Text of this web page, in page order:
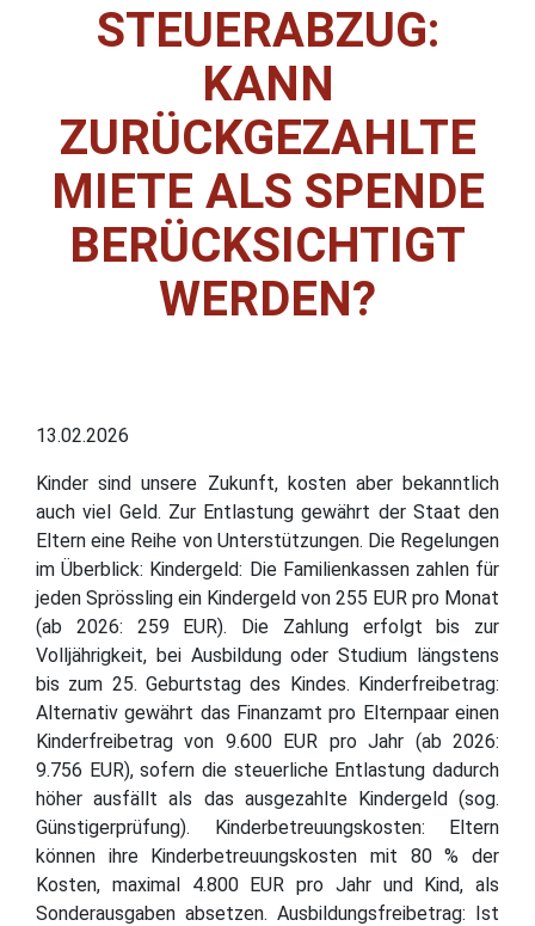
STEUERABZUG:
KANN
ZURÜCKGEZAHLTE
MIETE ALS SPENDE
BERÜCKSICHTIGT
WERDEN?
13.02.2026
Kinder sind unsere Zukunft, kosten aber bekanntlich
auch viel Geld. Zur Entlastung gewährt der Staat den
Eltern eine Reihe von Unterstützungen. Die Regelungen
im Überblick: Kindergeld: Die Familienkassen zahlen für
jeden Sprössling ein Kindergeld von 255 EUR pro Monat
(ab 2026: 259 EUR). Die Zahlung erfolgt bis zur
Volljährigkeit, bei Ausbildung oder Studium längstens
bis zum 25. Geburtstag des Kindes. Kinderfreibetrag:
Alternativ gewährt das Finanzamt pro Elternpaar einen
Kinderfreibetrag von 9.600 EUR pro Jahr (ab 2026:
9.756 EUR), sofern die steuerliche Entlastung dadurch
höher ausfällt als das ausgezahlte Kindergeld (sog.
Günstigerprüfung). Kinderbetreuungskosten: Eltern
können ihre Kinderbetreuungskosten mit 80 % der
Kosten, maximal 4.800 EUR pro Jahr und Kind, als
Sonderausgaben absetzen. Ausbildungsfreibetrag: Ist